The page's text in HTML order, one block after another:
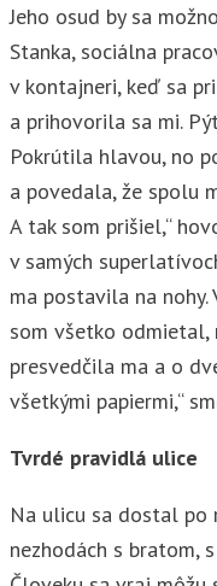
Jeho osud by sa
Stanka, sociálna
v kontajneri, keď sa
a prihovorila sa mi.
Pokrútila hlavou, no
a povedala, že spolu
A tak som prišiel,“
v samých
ma postavila na nohy.
som všetko odmietal,
presvedčila ma a o
všetkými papiermi,“
Tvrdé pravidlá ulice
Na ulicu sa dostal po
nezhodách s bratom,